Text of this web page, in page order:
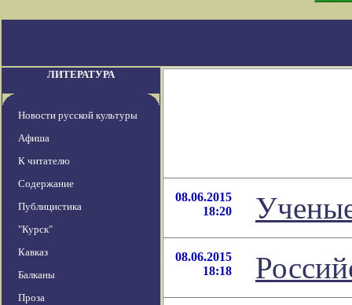
ЛИТЕРАТУРА
Новости русской культуры
Афиша
К читателю
Содержание
Публицистика
"Курск"
Кавказ
Балканы
Проза
08.06.2015
18:20
08.06.2015
18:18